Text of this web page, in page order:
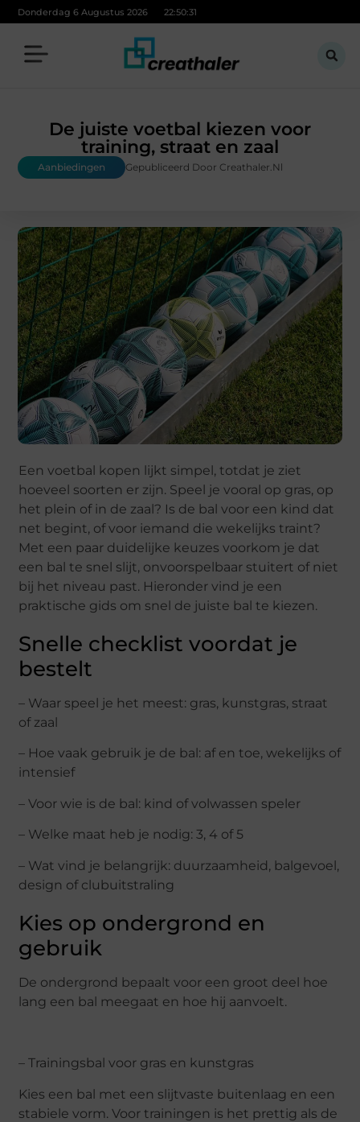
Donderdag 6 Augustus 2026 22:50:33
De juiste voetbal kiezen voor
training, straat en zaal
Aanbiedingen Gepubliceerd Door Creathaler.nl
Een voetbal kopen lijkt simpel, totdat je ziet
hoeveel soorten er zijn. Speel je vooral op gras, op
het plein of in de zaal? Is de bal voor een kind dat
net begint, of voor iemand die wekelijks traint?
Met een paar duidelijke keuzes voorkom je dat
een bal te snel slijt, onvoorspelbaar stuitert of niet
bij het niveau past. Hieronder vind je een
praktische gids om snel de juiste bal te kiezen.
Snelle checklist voordat je
bestelt
– Waar speel je het meest: gras, kunstgras, straat
of zaal
– Hoe vaak gebruik je de bal: af en toe, wekelijks of
intensief
– Voor wie is de bal: kind of volwassen speler
– Welke maat heb je nodig: 3, 4 of 5
– Wat vind je belangrijk: duurzaamheid, balgevoel,
design of clubuitstraling
Kies op ondergrond en
gebruik
De ondergrond bepaalt voor een groot deel hoe
lang een bal meegaat en hoe hij aanvoelt.
– Trainingsbal voor gras en kunstgras
Kies een bal met een slijtvaste buitenlaag en een
stabiele vorm. Voor trainingen is het prettig als de